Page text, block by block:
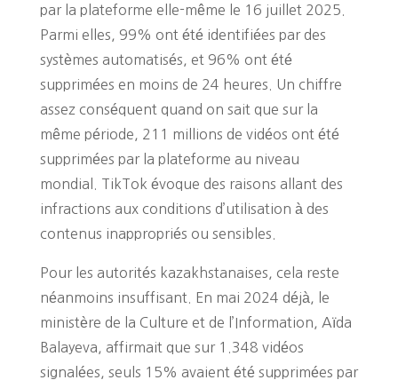
par la plateforme elle-même le 16 juillet 2025.
Parmi elles, 99% ont été identifiées par des
systèmes automatisés, et 96% ont été
supprimées en moins de 24 heures. Un chiffre
assez conséquent quand on sait que sur la
même période, 211 millions de vidéos ont été
supprimées par la plateforme au niveau
mondial. TikTok évoque des raisons allant des
infractions aux conditions d’utilisation à des
contenus inappropriés ou sensibles.
Pour les autorités kazakhstanaises, cela reste
néanmoins insuffisant. En mai 2024 déjà, le
ministère de la Culture et de l’Information, Aïda
Balayeva, affirmait que sur 1.348 vidéos
signalées, seuls 15% avaient été supprimées par